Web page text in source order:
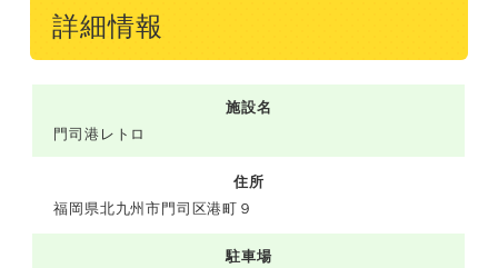
詳細情報
施設名
門司港レトロ
住所
福岡県北九州市門司区港町９
駐車場